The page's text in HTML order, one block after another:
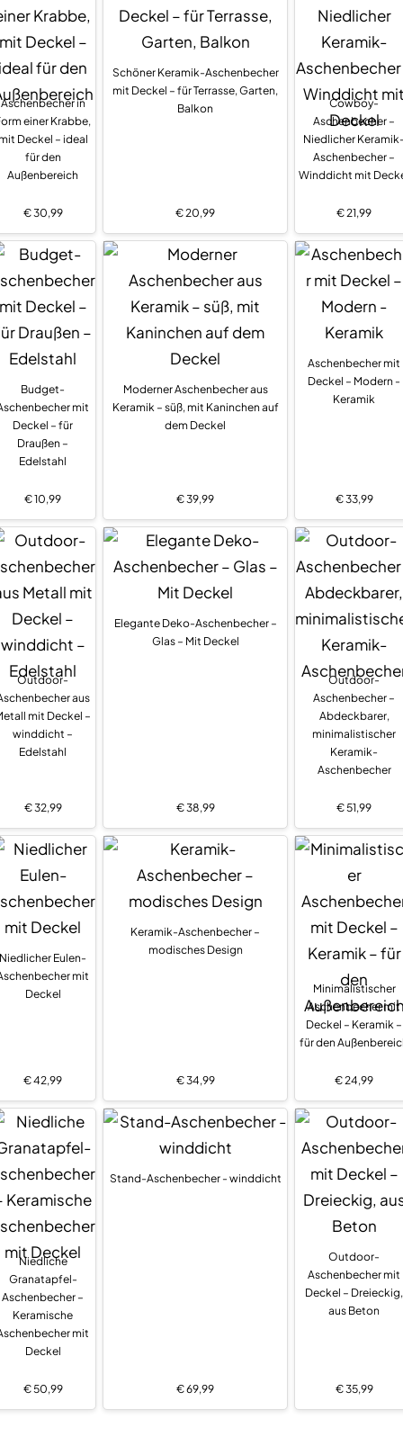
Aschenbecher in
einer Krabbe,
Deckel – ideal
für den
Außenbereich
€30,99
Schöner Keramik-Aschenbecher
mit Deckel – für Terrasse, Garten,
Balkon
€20,99
Cowboy-
Aschenbecher –
Niedlicher
Aschenbecher –
Winddicht mit
€21,99
Budget-
mit
Deckel – für
Draußen –
Edelstahl
€10,99
Moderner Aschenbecher aus
Keramik – süß, mit Kaninchen auf
dem Deckel
€39,99
Aschenbecher mit
Deckel – Modern -
Keramik
€33,99
Outdoor-
aus
mit Deckel –
winddicht –
Edelstahl
€32,99
Elegante Deko-Aschenbecher –
Glas – Mit Deckel
€38,99
Outdoor-
Aschenbecher –
Abdeckbarer,
minimalistischer
Keramik-
Aschenbecher
€51,99
Niedlicher Eulen-
mit
Deckel
€42,99
Keramik-Aschenbecher –
modisches Design
€34,99
Minimalistischer
Aschenbecher mit
Deckel – Keramik –
für den
€24,99
Niedliche
Granatapfel-
Aschenbecher –
Keramische
mit
Deckel
€50,99
Stand-Aschenbecher - winddicht
€69,99
Outdoor-
Aschenbecher mit
Deckel – Dreieckig,
aus Beton
€35,99